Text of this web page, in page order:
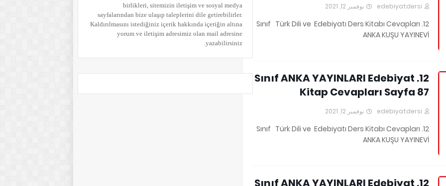
edebiyatdersi نوفمبر 12, 2021
12. Sınıf Türk Dili ve Edebiyatı Ders Kitabı Cevapları
ANKA KUŞU YAYINEVİ
12. Sınıf ANKA YAYINLARI Edebiyat
Kitap Cevapları Sayfa 87
edebiyatdersi نوفمبر 12, 2021
12. Sınıf Türk Dili ve Edebiyatı Ders Kitabı Cevapları
ANKA KUŞU YAYINEVİ
12. Sınıf ANKA YAYINLARI Edebiyat
birlikleri, sitemizin iletişim ve sosyal medya
sayfalarından bize ulaşıp taleplerini dile getirebilirler.
Kaldırılmasını istediğiniz içerik hakkında içeriğin altına
yorum ve iletişim adresimiz olan mail adresine
yazabilirsiniz.